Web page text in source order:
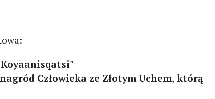
Człowieka ze Złotym Uchem, którą